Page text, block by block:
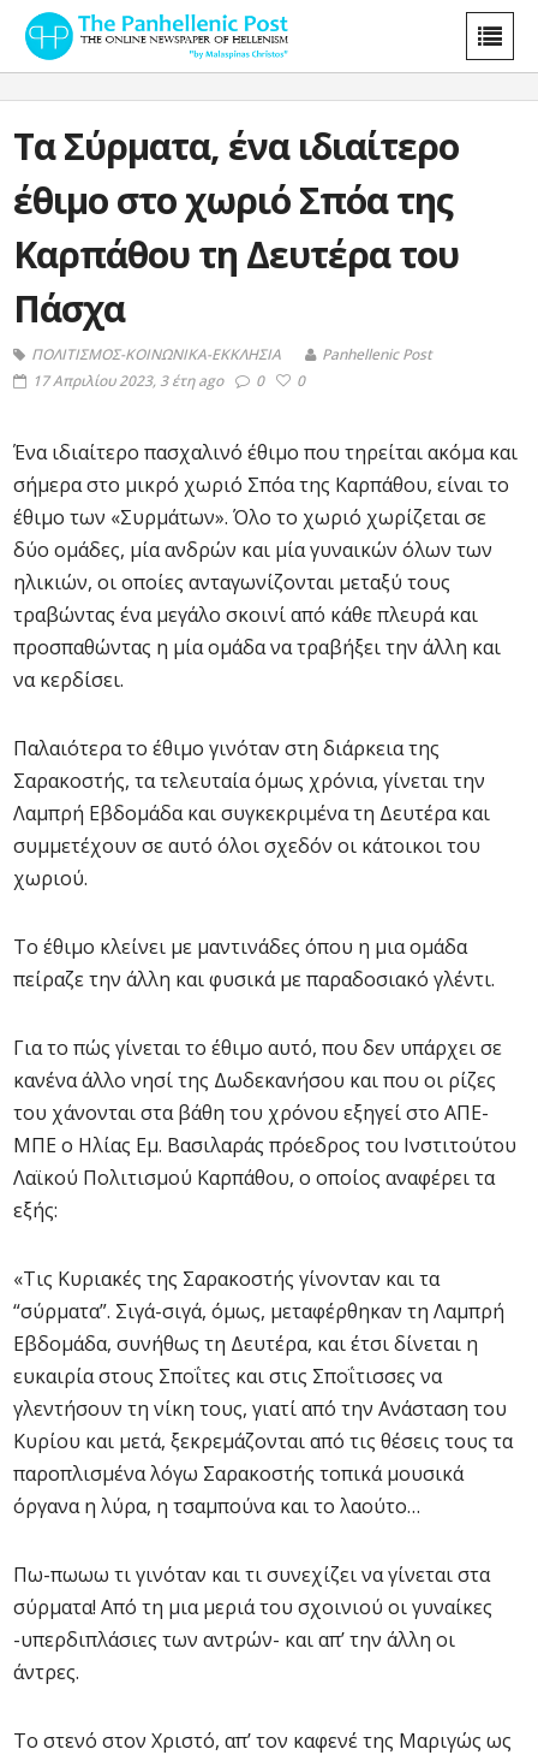
Τα Σύρματα, ένα ιδιαίτερο
έθιμο στο χωριό Σπόα της
Καρπάθου τη Δευτέρα του
Πάσχα
ΠΟΛΙΤΙΣΜΟΣ-ΚΟΙΝΩΝΙΚΑ-ΕΚΚΛΗΣΙΑ
Panhellenic Post
17 Απριλίου 2023, 3 έτη ago
0 0
Ένα ιδιαίτερο πασχαλινό έθιμο που τηρείται ακόμα και
σήμερα στο μικρό χωριό Σπόα της Καρπάθου, είναι το
έθιμο των «Συρμάτων». Όλο το χωριό χωρίζεται σε
δύο ομάδες, μία ανδρών και μία γυναικών όλων των
ηλικιών, οι οποίες ανταγωνίζονται μεταξύ τους
τραβώντας ένα μεγάλο σκοινί από κάθε πλευρά και
προσπαθώντας η μία ομάδα να τραβήξει την άλλη και
να κερδίσει.
Παλαιότερα το έθιμο γινόταν στη διάρκεια της
Σαρακοστής, τα τελευταία όμως χρόνια, γίνεται την
Λαμπρή Εβδομάδα και συγκεκριμένα τη Δευτέρα και
συμμετέχουν σε αυτό όλοι σχεδόν οι κάτοικοι του
χωριού.
Το έθιμο κλείνει με μαντινάδες όπου η μια ομάδα
πείραζε την άλλη και φυσικά με παραδοσιακό γλέντι.
Για το πώς γίνεται το έθιμο αυτό, που δεν υπάρχει σε
κανένα άλλο νησί της Δωδεκανήσου και που οι ρίζες
του χάνονται στα βάθη του χρόνου εξηγεί στο ΑΠΕ-
ΜΠΕ ο Ηλίας Εμ. Βασιλαράς πρόεδρος του Ινστιτούτου
Λαϊκού Πολιτισμού Καρπάθου, ο οποίος αναφέρει τα
εξής:
«Τις Κυριακές της Σαρακοστής γίνονταν και τα
“σύρματα”. Σιγά-σιγά, όμως, μεταφέρθηκαν τη Λαμπρή
Εβδομάδα, συνήθως τη Δευτέρα, και έτσι δίνεται η
ευκαιρία στους Σποΐτες και στις Σποΐτισσες να
γλεντήσουν τη νίκη τους, γιατί από την Ανάσταση του
Κυρίου και μετά, ξεκρεμάζονται από τις θέσεις τους τα
παροπλισμένα λόγω Σαρακοστής τοπικά μουσικά
όργανα η λύρα, η τσαμπούνα και το λαούτο…
Πω-πωωω τι γινόταν και τι συνεχίζει να γίνεται στα
σύρματα! Από τη μια μεριά του σχοινιού οι γυναίκες
-υπερδιπλάσιες των αντρών- και απ’ την άλλη οι
άντρες.
Το στενό στον Χριστό, απ’ τον καφενέ της Μαριγώς ως